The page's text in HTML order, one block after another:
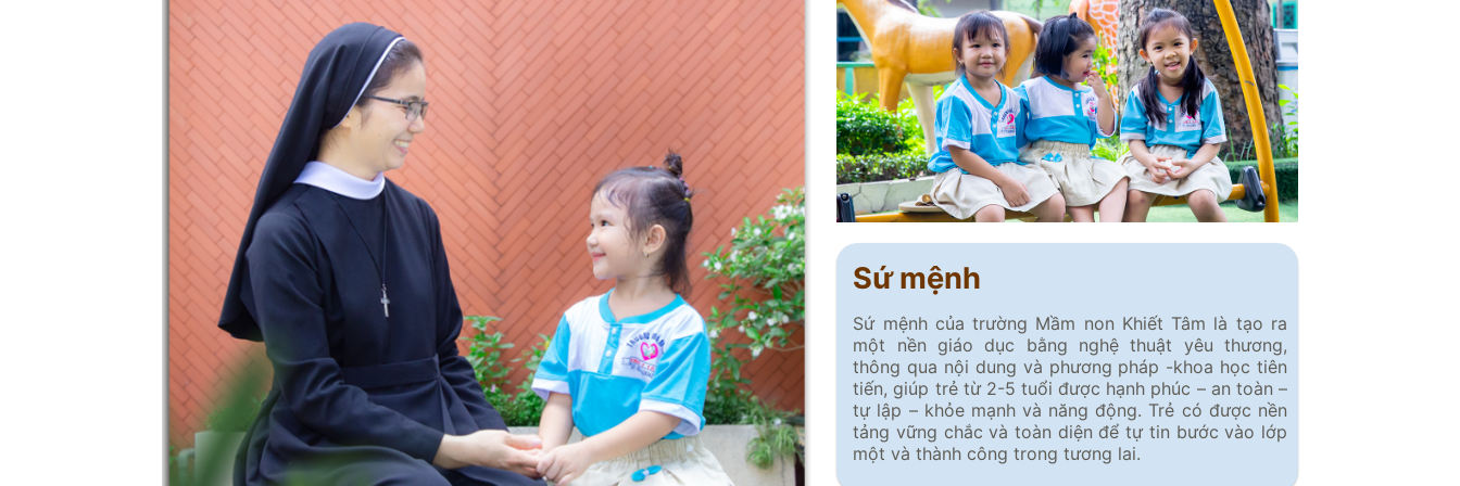
Sứ mệnh
Sứ mệnh của trường Mầm non Khiết Tâm là tạo ra
một nền giáo dục bằng nghệ thuật yêu thương,
thông qua nội dung và phương pháp -khoa học tiên
tiến, giúp trẻ từ 2-5 tuổi được hạnh phúc – an toàn –
tự lập – khỏe mạnh và năng động. Trẻ có được nền
tảng vững chắc và toàn diện để tự tin bước vào lớp
một và thành công trong tương lai.